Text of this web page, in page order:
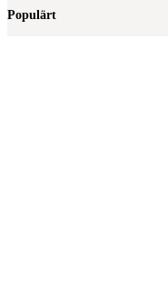
Populärt